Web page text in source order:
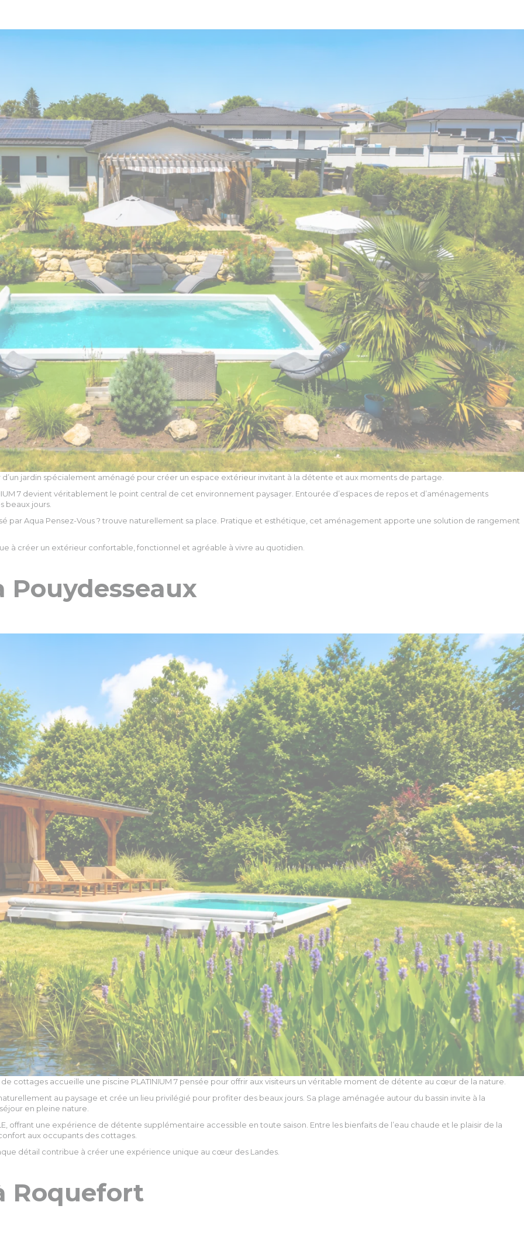
jardin spécialement aménagé pour créer un espace extérieur invitant à la détente et aux moments de partage.
7 devient véritablement le point central de cet environnement paysager. Entourée d’espaces de repos et d’aménagements
beaux jours.
Aqua Pensez-Vous ? trouve naturellement sa place. Pratique et esthétique, cet aménagement apporte une solution de rangement
à créer un extérieur confortable, fonctionnel et agréable à vivre au quotidien.
Pouydesseaux
cottages accueille une piscine PLATINIUM 7 pensée pour offrir aux visiteurs un véritable moment de détente au cœur de la nature.
au paysage et crée un lieu privilégié pour profiter des beaux jours. Sa plage aménagée autour du bassin invite à la
en pleine nature.
offrant une expérience de détente supplémentaire accessible en toute saison. Entre les bienfaits de l’eau chaude et le plaisir de la
aux occupants des cottages.
détail contribue à créer une expérience unique au cœur des Landes.
Roquefort